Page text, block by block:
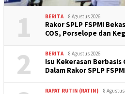
1 BERITA 8 Agustus 2026
Rakor SPLP FSPMI
COS, Porselope dan
2 BERITA 8 Agustus 2026
Isu Kekerasan Berbasis
Dalam Rakor SPLP
RAPAT RUTIN (RATIN) 8 Agustus